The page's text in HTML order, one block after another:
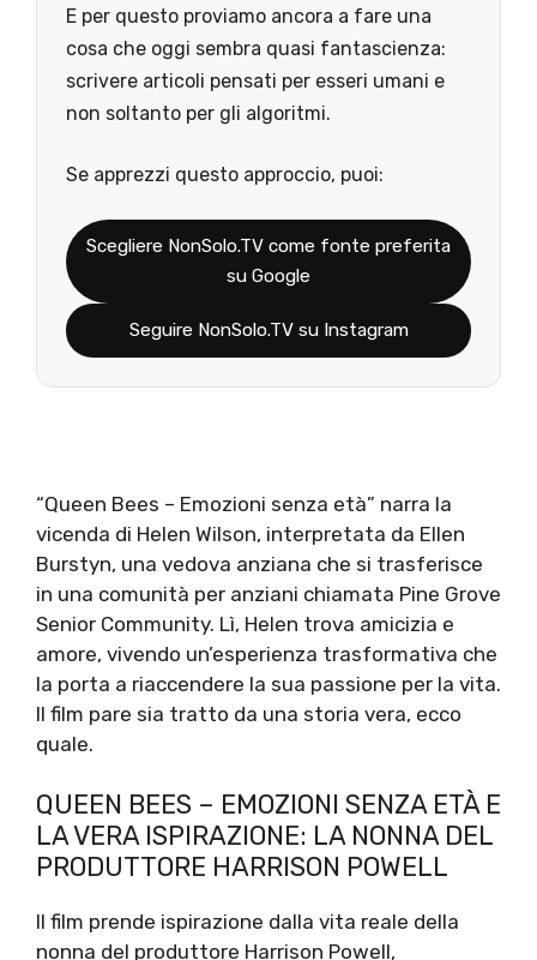
E per questo proviamo ancora a fare una
cosa che oggi sembra quasi fantascienza:
scrivere articoli pensati per esseri umani e
non soltanto per gli algoritmi.
Se apprezzi questo approccio, puoi:
Scegliere NonSolo.TV come fonte preferita
su Google
Seguire NonSolo.TV su Instagram
“Queen Bees – Emozioni senza età” narra la
vicenda di Helen Wilson, interpretata da Ellen
Burstyn, una vedova anziana che si trasferisce
in una comunità per anziani chiamata Pine Grove
Senior Community. Lì, Helen trova amicizia e
amore, vivendo un’esperienza trasformativa che
la porta a riaccendere la sua passione per la vita.
Il film pare sia tratto da una storia vera, ecco
quale.
QUEEN BEES – EMOZIONI SENZA ETÀ E
LA VERA ISPIRAZIONE: LA NONNA DEL
PRODUTTORE HARRISON POWELL
Il film prende ispirazione dalla vita reale della
nonna del produttore Harrison Powell,